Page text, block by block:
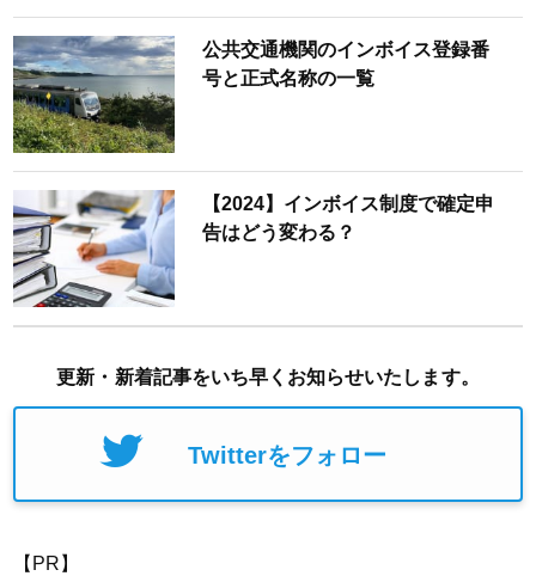
公共交通機関のインボイス登録番
号と正式名称の一覧
【2024】インボイス制度で確定申
告はどう変わる？
更新・新着記事をいち早くお知らせいたします。
Twitterをフォロー
【PR】